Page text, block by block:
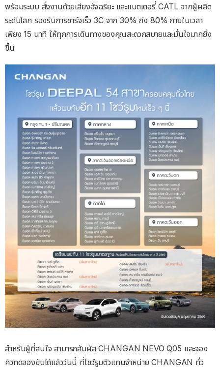
พร้อมระบบ สั่งงานด้วยเสียงอัจฉริยะ และแบตเตอรี่ CATL จากผู้ผลิต
ระดับโลก รองรับการชาร์จเร็ว 3C จาก 30% ถึง 80% ภายในเวลา
เพียง 15 นาที ให้ทุกการเดินทางของคุณสะดวกสบายและมั่นใจมากยิ่ง
ขึ้น
สำหรับผู้ที่สนใจ สามารถสัมผัส CHANGAN NEVO Q05 และจอง
คิวทดลองขับได้แล้ววันนี้ ที่โชว์รูมตัวแทนจำหน่าย CHANGAN ทั่ว